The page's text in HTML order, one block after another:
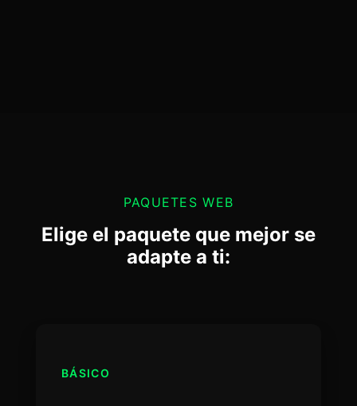
PAQUETES WEB
Elige el paquete que mejor se
adapte a ti:
BÁSICO